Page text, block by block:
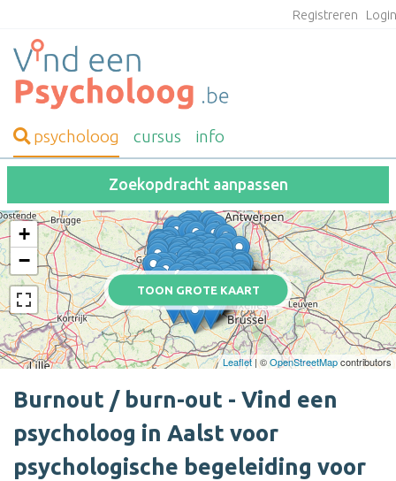
Registreren
psycholoog cursus info
Zoekopdracht aanpassen
TOON GROTE KAART
+
−
Leaflet| ©OpenStreetMapcontributors
Burnout / burn-out - Vind een
psycholoog in Aalst voor
psychologische begeleiding voor